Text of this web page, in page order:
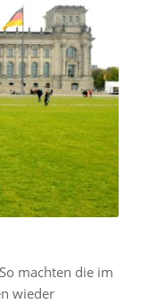
machten die im
wieder